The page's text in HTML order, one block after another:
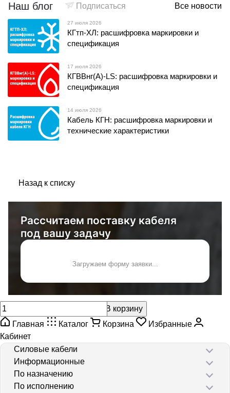
Наш блог Подписаться Все новости
27 июля 2026
КГтп-ХЛ: расшифровка маркировки и
спецификация
17 июля 2026
КГВВнг(А)-LS: расшифровка маркировки и
спецификация
14 июля 2026
Кабель КГН: расшифровка маркировки и
технические характеристики
Назад к списку
Рассчитаем поставку кабеля
под вашу задачу
Загружаем форму заявки...
В корзину
Главная
Каталог Корзина
Избранные
Кабинет
Силовые кабели
Информационные
По назначению
По исполнению